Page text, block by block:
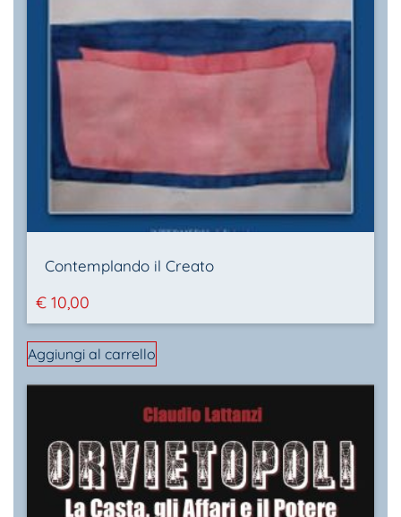
Contemplando il Creato
€ 10,00
Aggiungi al carrello